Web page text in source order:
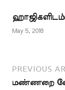
May 5, 2018
PREVIOUS
மண்ணறை